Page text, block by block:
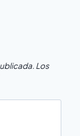
Los